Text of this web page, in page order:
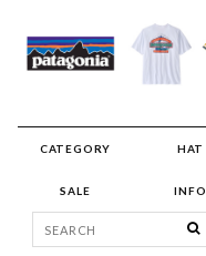
CATEGORY HAT
SALE INFO